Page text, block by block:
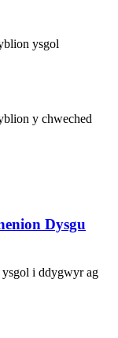
ysgol
y chweched
Dysgu
ysgol i ddygwyr ag